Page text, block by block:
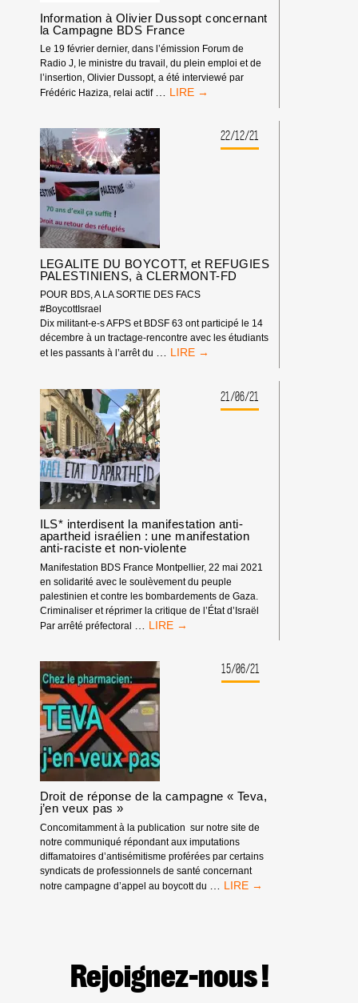
Information à Olivier Dussopt concernant
la Campagne BDS France
Le 19 février dernier, dans l’émission Forum de
Radio J, le ministre du travail, du plein emploi et de
l’insertion, Olivier Dussopt, a été interviewé par
Frédéric Haziza, relai actif
<STRONG>INFORMATION
CONCERNANT
22/12/21
LEGALITE DU BOYCOTT, et REFUGIES
PALESTINIENS, à CLERMONT-FD
POUR BDS, A LA SORTIE DES FACS
#BoycottIsrael
Dix militant-e-s AFPS et BDSF 63 ont participé le 14
décembre à un tractage-rencontre avec les étudiants
et les passants à l’arrêt du … LEGALITE
REFUGIES
21/06/21
ILS* interdisent la manifestation anti-
apartheid israélien : une manifestation
anti-raciste et non-violente
Manifestation BDS France Montpellier, 22 mai 2021
en solidarité avec le soulèvement du peuple
palestinien et contre les bombardements de Gaza.
Criminaliser et réprimer la critique de l’État d’Israël
Par arrêté préfectoral
ILS*
MANIFESTATION
ANTI-
APARTHEID
ISRAÉLIEN
:
UNE
MANIFESTATION
ANTI-
RACISTE
ET
VIOLENTE
15/06/21
Droit de réponse de la campagne « Teva,
j’en veux pas »
Concomitamment à la publication sur notre site de
notre communiqué répondant aux imputations
diffamatoires d’antisémitisme proférées par certains
syndicats de professionnels de santé concernant
notre campagne d’appel au boycott du
DROIT
« TEVA,
J’EN
Rejoignez-nous !